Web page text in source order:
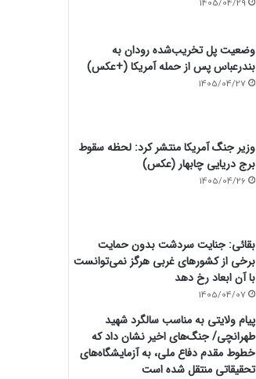
1405/04/29
وضعیت پل تخریب‌شده رودان به
بندرعباس پس از حمله آمریکا (+عکس)
1405/04/27
وزیر جنگ آمریکا منتشر کرد: لحظه سقوط
برج دریایی چابهار (عکس)
1405/04/26
بقائی: جنایت سردشت بدون حمایت
برخی از کشورهای غربی هرگز نمی‌توانست
با آن ابعاد رخ دهد
1405/04/07
پیام ولایتی به مناسب سالگرد شهید
طهرانچی/ جنگ‌های اخیر نشان داد که
خطوط مقدم دفاع ملی، به آزمایشگاه‌های
تحقیقاتی منتقل شده است